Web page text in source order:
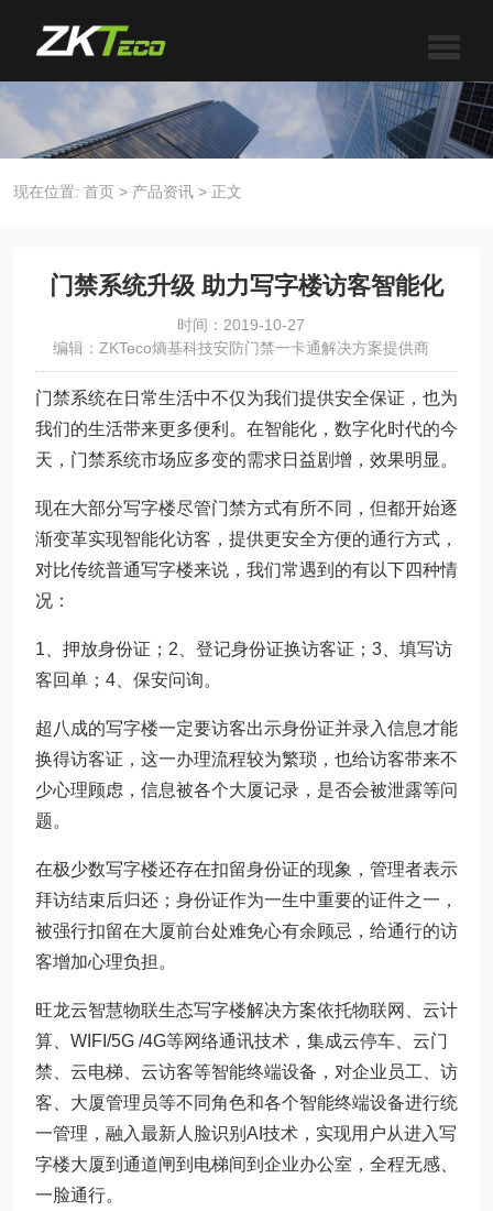
现在位置: 首页 > 产品资讯 > 正文
门禁系统升级 助力写字楼访客智能化
时间：2019-10-27
编辑：ZKTeco熵基科技安防门禁一卡通解决方案提供商
门禁系统在日常生活中不仅为我们提供安全保证，也为
我们的生活带来更多便利。在智能化，数字化时代的今
天，门禁系统市场应多变的需求日益剧增，效果明显。
现在大部分写字楼尽管门禁方式有所不同，但都开始逐
渐变革实现智能化访客，提供更安全方便的通行方式，
对比传统普通写字楼来说，我们常遇到的有以下四种情
况：
1、押放身份证；2、登记身份证换访客证；3、填写访
客回单；4、保安问询。
超八成的写字楼一定要访客出示身份证并录入信息才能
换得访客证，这一办理流程较为繁琐，也给访客带来不
少心理顾虑，信息被各个大厦记录，是否会被泄露等问
题。
在极少数写字楼还存在扣留身份证的现象，管理者表示
拜访结束后归还；身份证作为一生中重要的证件之一，
被强行扣留在大厦前台处难免心有余顾忌，给通行的访
客增加心理负担。
旺龙云智慧物联生态写字楼解决方案依托物联网、云计
算、WIFI/5G /4G等网络通讯技术，集成云停车、云门
禁、云电梯、云访客等智能终端设备，对企业员工、访
客、大厦管理员等不同角色和各个智能终端设备进行统
一管理，融入最新人脸识别AI技术，实现用户从进入写
字楼大厦到通道闸到电梯间到企业办公室，全程无感、
一脸通行。